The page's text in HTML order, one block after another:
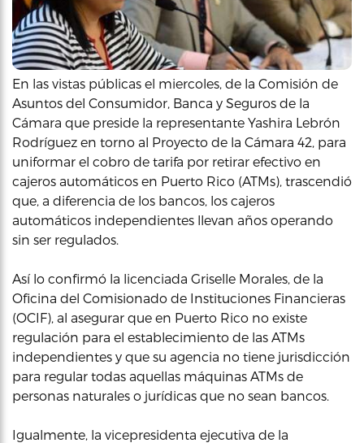
En las vistas públicas el miercoles, de la Comisión de
Asuntos del Consumidor, Banca y Seguros de la
Cámara que preside la representante Yashira Lebrón
Rodríguez en torno al Proyecto de la Cámara 42, para
uniformar el cobro de tarifa por retirar efectivo en
cajeros automáticos en Puerto Rico (ATMs), trascendió
que, a diferencia de los bancos, los cajeros
automáticos independientes llevan años operando
sin ser regulados.
Así lo confirmó la licenciada Griselle Morales, de la
Oficina del Comisionado de Instituciones Financieras
(OCIF), al asegurar que en Puerto Rico no existe
regulación para el establecimiento de las ATMs
independientes y que su agencia no tiene jurisdicción
para regular todas aquellas máquinas ATMs de
personas naturales o jurídicas que no sean bancos.
Igualmente, la vicepresidenta ejecutiva de la